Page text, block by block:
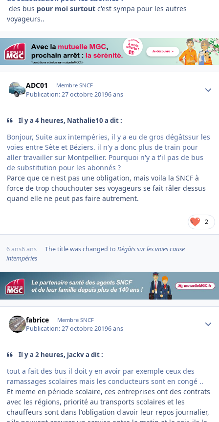
des bus pour moi surtout c'est sympa pour les autres
voyageurs..
ADC01 Membre SNCF
Publication:27 octobre 20196 ans
Il y a 4 heures, Nathalie10 a dit :
Bonjour, Suite aux intempéries, il y a eu de gros dégâtssur les
voies entre Sète et Béziers. il n'y a donc plus de train pour
aller travailler sur Montpellier. Pourquoi n'y a t'il pas de bus
de substitution pour les abonnés ?
Parce que ce n'est pas une obligation, mais voila la SNCF à
force de trop chouchouter ses voyageurs se fait râler dessus
quand elle ne peut pas faire autrement.
2
6 ans6 ans The title was changed to Dégâts sur les voies cause
intempéries
fabrice Membre SNCF
Publication:27 octobre 20196 ans
Il y a 2 heures, jackv a dit :
tout a fait des bus il doit y en avoir par exemple ceux des
ramassages scolaires mais les conducteurs sont en congé ..
Et meme en période scolaire, ces entreprises ont des contrats
avec les régions, priorité au transports scolaires et les
chauffeurs sont dans l'obligation d'avoir leur repos journalier,